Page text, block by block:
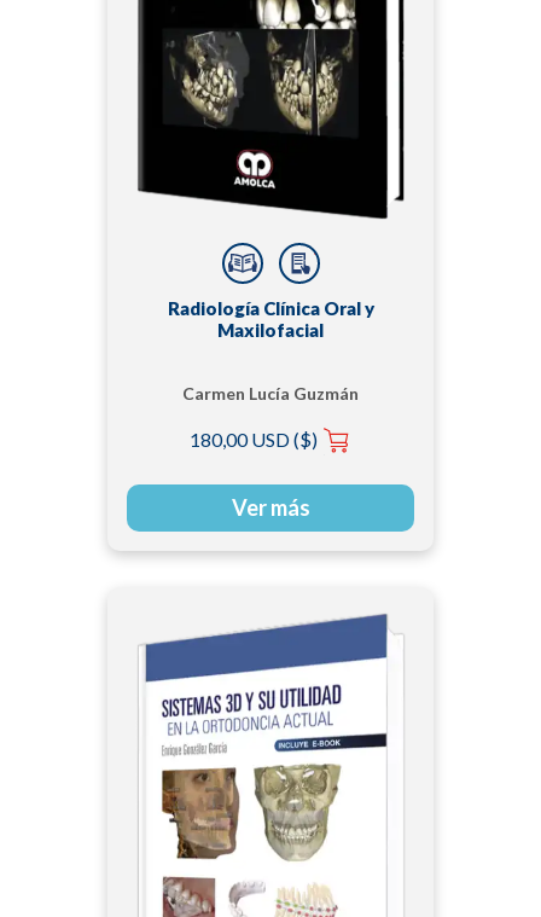
Radiología Clínica Oral y
Maxilofacial
Carmen Lucía Guzmán
180,00 USD ($)
Ver más